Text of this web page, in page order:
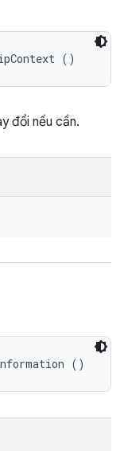
()
đổi nếu cần.
()